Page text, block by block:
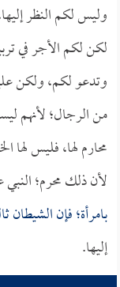
وليس لكم النظر
لكن لكم الأجر في
وتدعو لكم، ولكن
من الرجال؛ لأنهم
محارم لها، فليس لها
لأن ذلك محرم؛
بامرأة؛ فإن الشيطان
إليها.